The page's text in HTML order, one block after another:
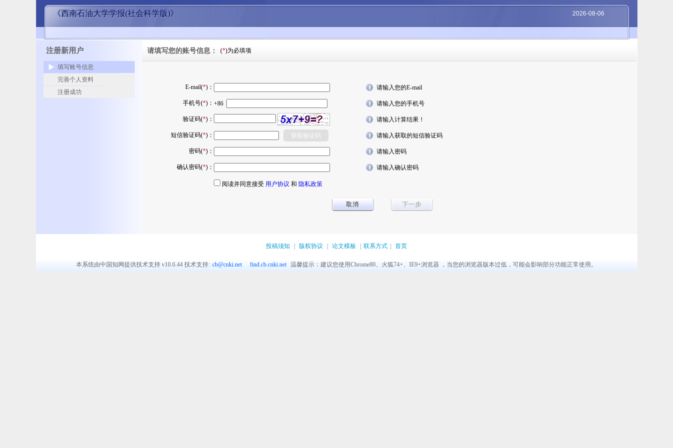
《西南石油大学学报(社会科学版)》 2026-08-06
注册新用户
填写账号信息
完善个人资料
注册成功
请填写您的账号信息： (*)为必填项
E-mail(*)： 请输入您的E-mail
手机号(*)： +86 请输入您的手机号
验证码(*)： 请输入计算结果！
短信验证码(*)： 请输入获取的短信验证码
密码(*)： 请输入密码
确认密码(*)： 请输入确认密码
阅读并同意接受 用户协议 和 隐私政策
投稿须知 版权协议 论文模板 联系方式 首页
本系统由中国知网提供技术支持 v10.6.44 技术支持: cb@cnki.net find.cb.cnki.net 温馨提示：建议您使用Chrome80、火狐74+、IE9+浏览器 ，当您的浏览器版本过低，可能会影响部分功能正常使用。